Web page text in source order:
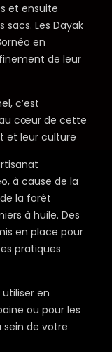
et ensuite
Les Dayak
en
de leur
c’est
cœur de cette
et leur culture
à cause de la
la forêt
à huile. Des
en place pour
pratiques
en
ou pour les
de votre